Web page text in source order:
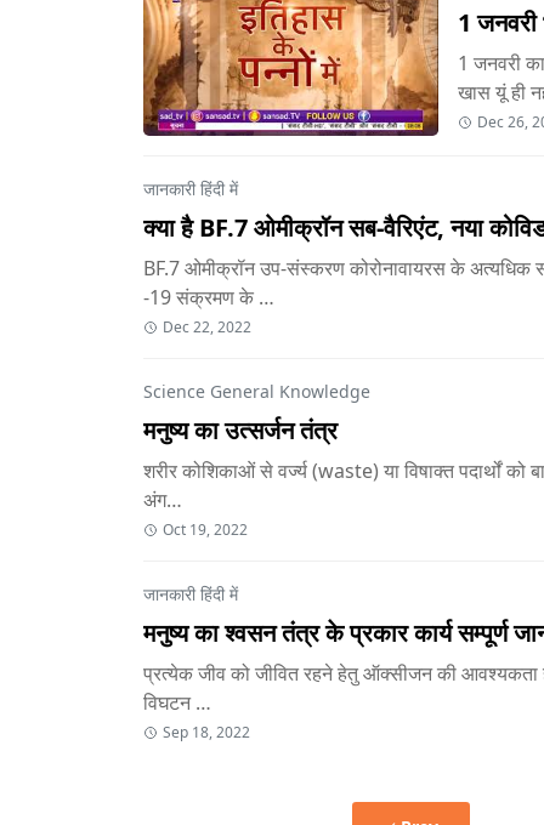
1 जनवरी
1 जनवरी
खास यूं ही
Dec 26,
जानकारी हिंदी में
क्या है BF.7 ओमीक्रॉन सब-वैरिएंट, नया
BF.7 ओमीक्रॉन उप-संस्करण कोरोनावायरस के
-19 संक्रमण के …
Dec 22, 2022
Science General Knowledge
मनुष्य का उत्सर्जन तंत्र
शरीर कोशिकाओं से वर्ज्य (waste) या विषाक्त पदार्थों
अंग…
Oct 19, 2022
जानकारी हिंदी में
मनुष्य का श्वसन तंत्र के प्रकार कार्य सम्पूर्ण
प्रत्येक जीव को जीवित रहने हेतु ऑक्सीजन की आवश्यकता
विघटन …
Sep 18, 2022